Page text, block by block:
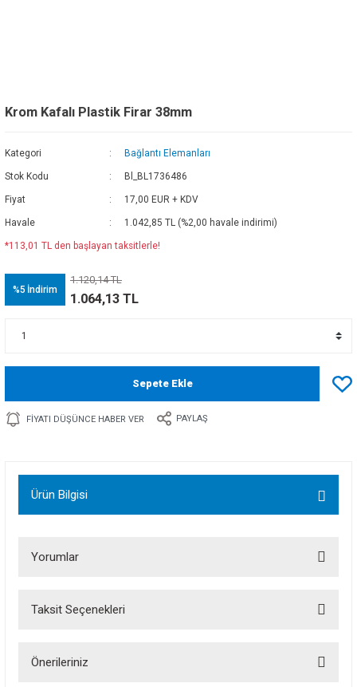
Krom Kafalı Plastik Firar 38mm
Kategori Bağlantı Elemanları
Stok Kodu Bl_BL1736486
Fiyat 17,00 EUR + KDV
Havale 1.042,85 TL (%2,00 havale indirimi)
*113,01 TL den başlayan taksitlerle!
%5 İndirim
1.120,14 TL
1.064,13 TL
Sepete Ekle
FIYATI DÜŞÜNCE HABER VER PAYLAŞ
Ürün Bilgisi
Yorumlar
Taksit Seçenekleri
Önerileriniz